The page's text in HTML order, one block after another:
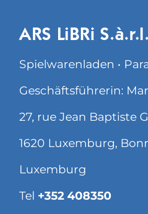
ARS LiBRi S.à.r.l.
Spielwarenladen •
Geschäftsführerin:
27, rue Jean Baptiste
1620 Luxemburg,
Luxemburg
Tel +352 408350